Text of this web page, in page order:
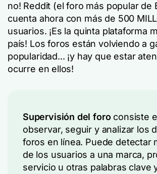
no! Reddit (el foro más popular de
cuenta ahora con más de 500
usuarios. ¡Es la quinta plataforma
país! Los foros están volviendo a
popularidad... ¡y hay que estar
ocurre en ellos!
Supervisión del foroconsiste
observar, seguir y analizar los
foros en línea. Puede detectar
de los usuarios a una marca,
servicio u otras palabras clave